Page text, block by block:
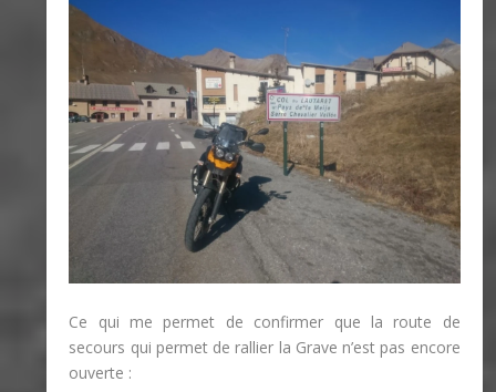
Ce qui me permet de confirmer que la route de
secours qui permet de rallier la Grave n’est pas encore
ouverte :